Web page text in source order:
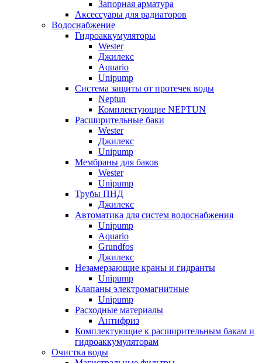
Запорная арматура
Аксессуары для радиаторов
Водоснабжение
Гидроаккумуляторы
Wester
Джилекс
Aquario
Unipump
Система защиты от протечек воды
Neptun
Комплектующие NEPTUN
Расширительные баки
Wester
Джилекс
Unipump
Мембраны для баков
Wester
Unipump
Трубы ПНД
Джилекс
Автоматика для систем водоснабжения
Unipump
Aquario
Grundfos
Джилекс
Незамерзающие краны и гидранты
Unipump
Клапаны электромагнитные
Unipump
Расходные материалы
Антифриз
Комплектующие к расширительным бакам и
гидроаккумуляторам
Очистка воды